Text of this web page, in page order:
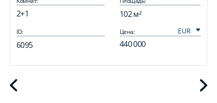
2+1 102 м²
ID:
6095
Цена:
440 000